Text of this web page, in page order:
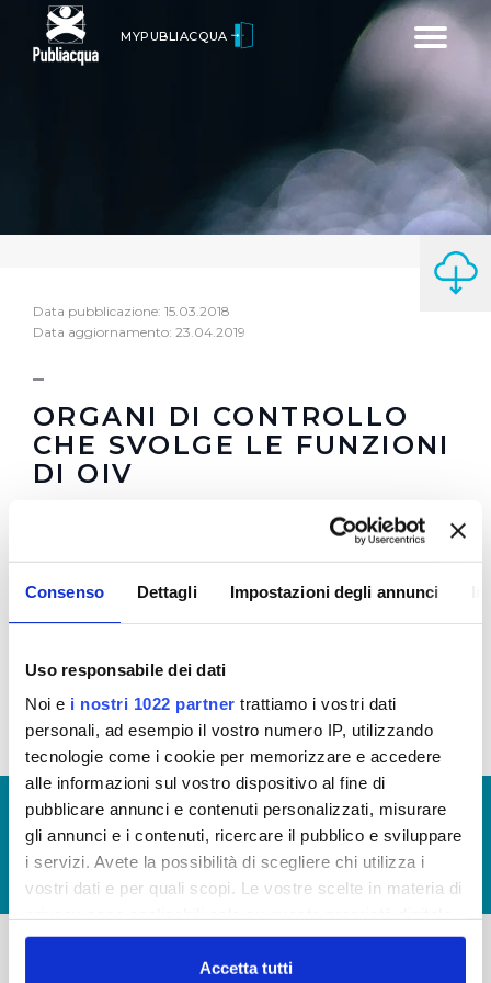
Consenso Dettagli Impostazioni degli annunci
Uso responsabile dei dati
Noi e i nostri 1022 partner trattiamo i vostri dati
personali, ad esempio il vostro numero IP, utilizzando
tecnologie come i cookie per memorizzare e accedere
alle informazioni sul vostro dispositivo al fine di
pubblicare annunci e contenuti personalizzati, misurare
gli annunci e i contenuti, ricercare il pubblico e sviluppare
i servizi. Avete la possibilità di scegliere chi utilizza i
vostri dati e per quali scopi. Le vostre scelte in materia di
in cui avete effettuato le vostre scelte. È possibile
modificare o revocare il proprio consenso in qualsiasi
Accetta tutti
Toggle
MYPUBLIACQUA
Data pubblicazione: 15.03.2018
Data aggiornamento: 23.04.2019
ORGANI DI CONTROLLO
CHE SVOLGE LE FUNZIONI
DI OIV
Attestazione ODV sull'assolvimento degli obblighi
di pubblicazione al 31/03/2019 per annualità
2018 (Visualizza documentazione)
Attestazione ODV sull'assolvimento degli obblighi
(Visualizza documentazione)
© Copyright 2017 - 2026
GLOSSARIO
GIUDICA IL SERVIZIO
LAVORA CON NOI